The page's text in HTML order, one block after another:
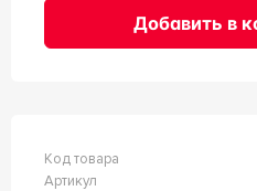
Добавить в
Код товара
Артикул